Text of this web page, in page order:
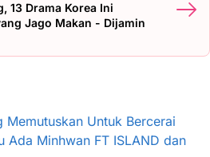
13 Drama Korea Ini
Jago Makan - Dijamin
Memutuskan Untuk Bercerai
Ada Minhwan FT ISLAND dan